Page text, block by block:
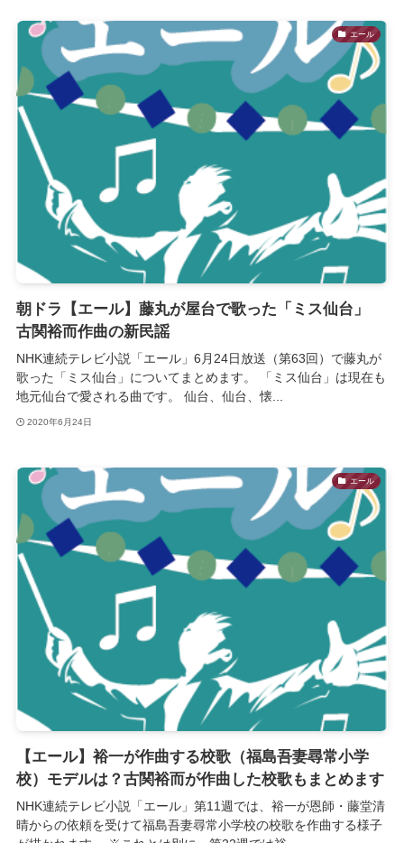
エール
朝ドラ【エール】藤丸が屋台で歌った「ミス仙台」
古関裕而作曲の新民謡
NHK連続テレビ小説「エール」6月24日放送（第63回）で藤丸が
歌った「ミス仙台」についてまとめます。 「ミス仙台」は現在も
地元仙台で愛される曲です。 仙台、仙台、懐...
2020年6月24日
エール
【エール】裕一が作曲する校歌（福島吾妻尋常小学
校）モデルは？古関裕而が作曲した校歌もまとめます
NHK連続テレビ小説「エール」第11週では、裕一が恩師・藤堂清
晴からの依頼を受けて福島吾妻尋常小学校の校歌を作曲する様子